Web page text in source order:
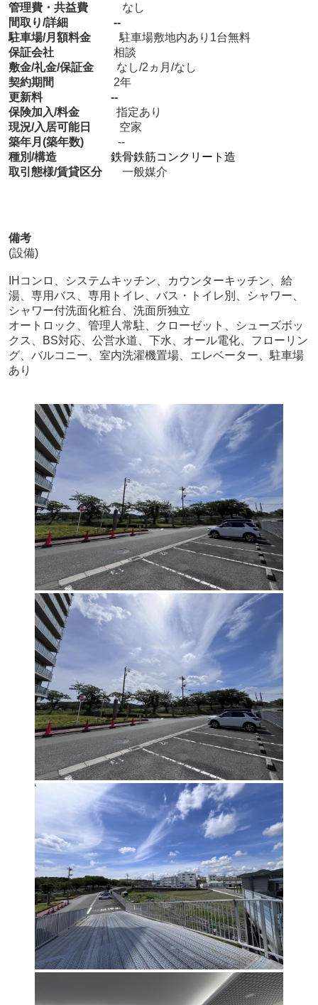
管理費・共益費 なし
間取り/詳細 --
駐車場/月額料金 駐車場敷地内あり1台無料
保証会社 相談
敷金/礼金/保証金 なし/2ヵ月/なし
契約期間 2年
更新料 --
保険加入/料金 指定あり
現況/入居可能日 空家
築年月(築年数) --
種別/構造 鉄骨鉄筋コンクリート造
取引態様/賃貸区分 一般媒介
備考
(設備)
IHコンロ、システムキッチン、カウンターキッチン、給
湯、専用バス、専用トイレ、バス・トイレ別、シャワー、
シャワー付洗面化粧台、洗面所独立
オートロック、管理人常駐、クローゼット、シューズボッ
クス、BS対応、公営水道、下水、オール電化、フローリン
グ、バルコニー、室内洗濯機置場、エレベーター、駐車場
あり